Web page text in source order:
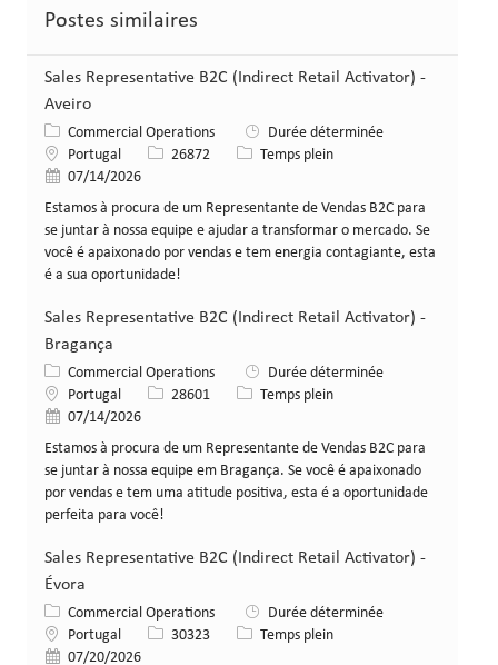
Postes similaires
Sales Representative B2C (Indirect Retail Activator) -
Aveiro
Catégorie
Commercial Operations
Durée déterminée
Lieu Portugal Identifiant de poste
26872 Type de poste
Temps plein
Date de publication
07/14/2026
Estamos à procura de um Representante de Vendas B2C para
se juntar à nossa equipe e ajudar a transformar o mercado. Se
você é apaixonado por vendas e tem energia contagiante, esta
é a sua oportunidade!
Sales Representative B2C (Indirect Retail Activator) -
Bragança
Catégorie
Commercial Operations
Durée déterminée
Lieu Portugal Identifiant de poste
28601 Type de poste
Temps plein
Date de publication
07/14/2026
Estamos à procura de um Representante de Vendas B2C para
se juntar à nossa equipe em Bragança. Se você é apaixonado
por vendas e tem uma atitude positiva, esta é a oportunidade
perfeita para você!
Sales Representative B2C (Indirect Retail Activator) -
Évora
Catégorie
Commercial Operations
Durée déterminée
Lieu Portugal Identifiant de poste
30323 Type de poste
Temps plein
Date de publication
07/20/2026